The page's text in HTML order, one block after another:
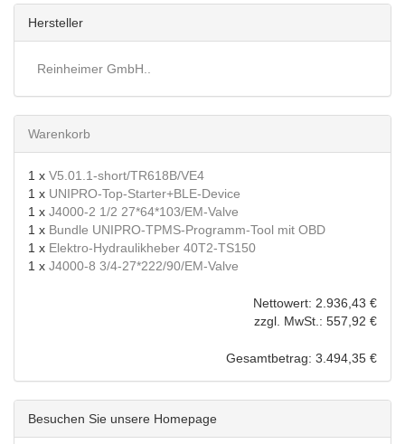
Hersteller
Reinheimer GmbH..
Warenkorb
1 x V5.01.1-short/TR618B/VE4
1 x UNIPRO-Top-Starter+BLE-Device
1 x J4000-2 1/2 27*64*103/EM-Valve
1 x Bundle UNIPRO-TPMS-Programm-Tool mit OBD
1 x Elektro-Hydraulikheber 40T2-TS150
1 x J4000-8 3/4-27*222/90/EM-Valve
Nettowert: 2.936,43 €
zzgl. MwSt.: 557,92 €
Gesamtbetrag: 3.494,35 €
Besuchen Sie unsere Homepage